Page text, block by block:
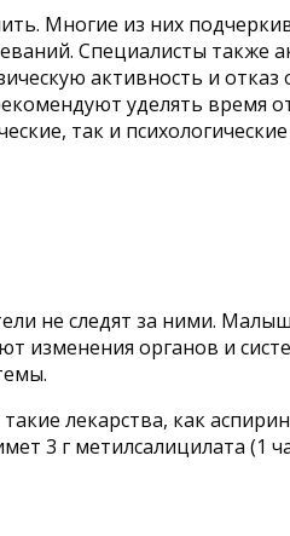
Многие из них
Специалисты
активность и
уделять время
так и
не следят за ними.
изменения органов и
лекарства, как
3 г метилсалицилата (1